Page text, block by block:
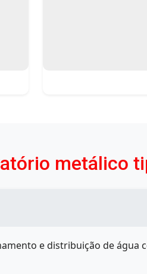
metálico
e distribuição de água